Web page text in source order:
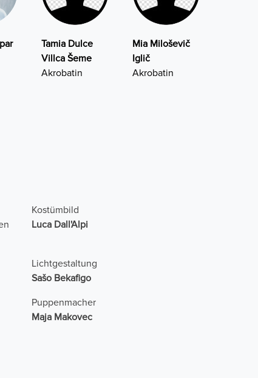
Tamia Dulce
Villca Šeme
Akrobatin
Mia Miloševič
Iglič
Akrobatin
Kostümbild
Luca Dall'Alpi
Lichtgestaltung
Sašo Bekafigo
Puppenmacher
Maja Makovec